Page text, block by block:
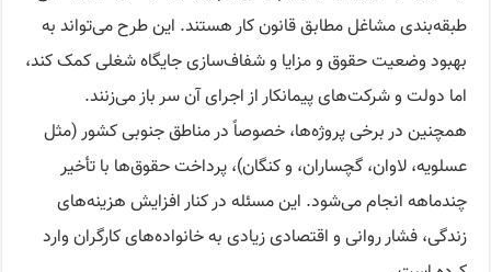
طبقه‌بندی مشاغل مطابق قانون کار هستند. این طرح می‌تواند به
بهبود وضعیت حقوق و مزایا و شفاف‌سازی جایگاه شغلی کمک کند،
اما دولت و شرکت‌های پیمانکار از اجرای آن سر باز می‌زنند.
همچنین در برخی پروژه‌ها، خصوصاً در مناطق جنوبی کشور (مثل
عسلویه، لاوان، گچساران، و کنگان)، پرداخت حقوق‌ها با تأخیر
چندماهه انجام می‌شود. این مسئله در کنار افزایش هزینه‌های
زندگی، فشار روانی و اقتصادی زیادی به خانواده‌های کارگران وارد